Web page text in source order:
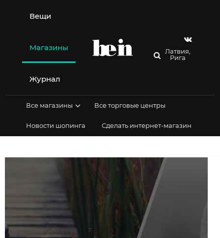
содержимому
Вещи
Магазины
Журнал
Латвия,
Рига
Все магазины Все торговые центры
Новости шопинга Сделать интернет-магазин